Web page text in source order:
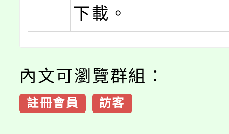
下載。
內文可瀏覽群組：
註冊會員 訪客